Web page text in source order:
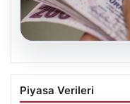
Bayram
2026 Kurban
Piyasa Verileri